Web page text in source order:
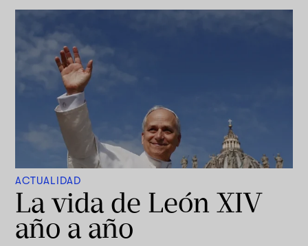
ACTUALIDAD
La vida de León XIV
año a año